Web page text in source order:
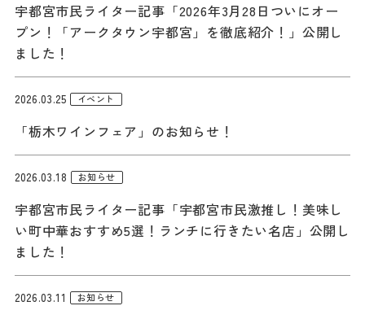
宇都宮市民ライター記事「2026年3月28日ついにオー
プン！「アークタウン宇都宮」を徹底紹介！」公開し
ました！
「栃木ワインフェア」のお知らせ！
2026.03.25 イベント
宇都宮市民ライター記事「宇都宮市民激推し！美味し
い町中華おすすめ5選！ランチに行きたい名店」公開し
ました！
2026.03.18 お知らせ
2026.03.11 お知らせ
MICE
パンフレット
お問い合わせ